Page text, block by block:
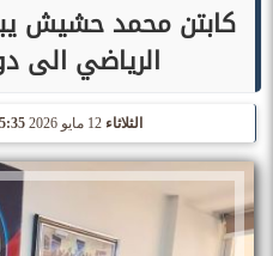
كابتن محمد حشيش
الرياضي الى
الثلاثاء 12 مايو 2026 05:35